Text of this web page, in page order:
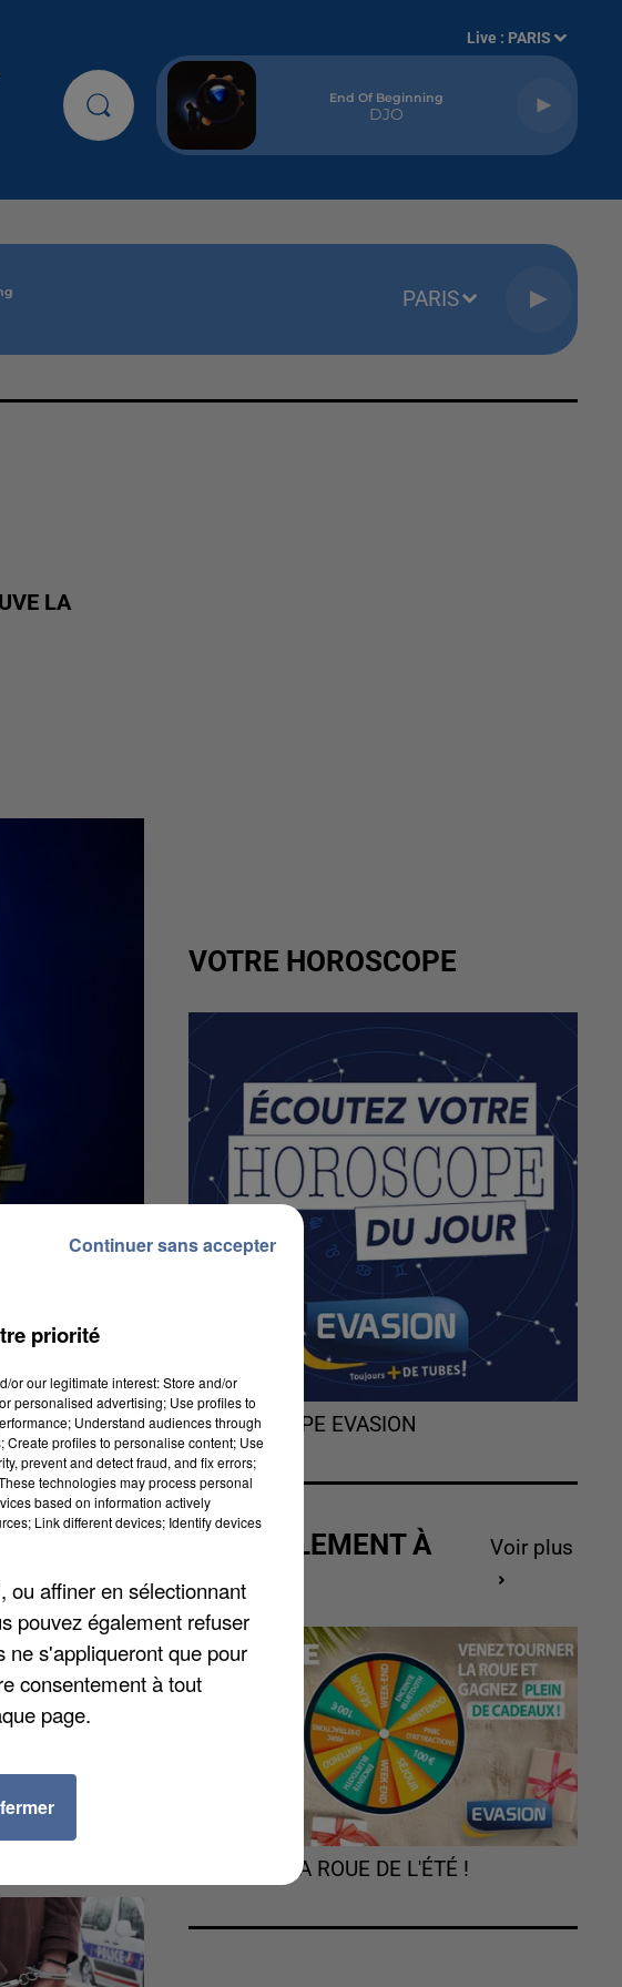
Live : PARIS
End Of Beginning
DJO
PARIS
LA
déclaré
d’une
nu et
VOTRE HOROSCOPE
L'HOROSCOPE EVASION
ACTUELLEMENT À
GAGNER
Voir plus
TOURNEZ LA ROUE DE L'ÉTÉ !
priorité
or our legitimate interest: Store and/or
personalised advertising; Use profiles to
Understand audiences through
profiles to personalise content; Use
prevent and detect fraud, and fix errors;
technologies may process personal
based on information actively
Link different devices; Identify devices
ou affiner en sélectionnant
pouvez également refuser
ne s'appliqueront que pour
consentement à tout
page.
Continuer sans accepter